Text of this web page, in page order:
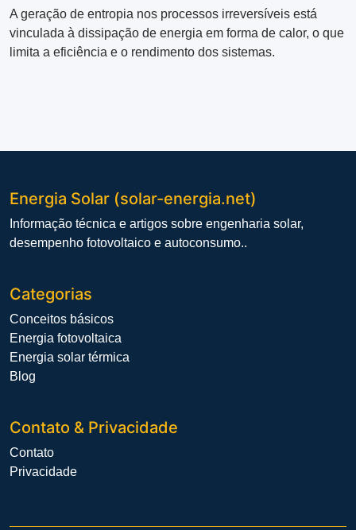
A geração de entropia nos processos irreversíveis está
vinculada à dissipação de energia em forma de calor, o que
limita a eficiência e o rendimento dos sistemas.
Energia Solar (solar-energia.net)
Informação técnica e artigos sobre engenharia solar,
desempenho fotovoltaico e autoconsumo..
Categorias
Conceitos básicos
Energia fotovoltaica
Energia solar térmica
Blog
Contato & Privacidade
Contato
Privacidade